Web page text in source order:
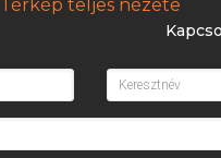
Térkép teljes nézete